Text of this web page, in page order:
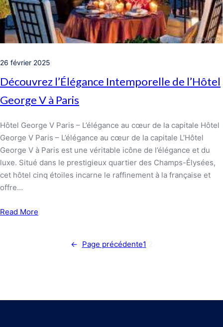
26 février 2025
Découvrez l’Élégance Intemporelle de l’Hôtel
George V à Paris
Hôtel George V Paris – L’élégance au cœur de la capitale Hôtel
George V Paris – L’élégance au cœur de la capitale L’Hôtel
George V à Paris est une véritable icône de l’élégance et du
luxe. Situé dans le prestigieux quartier des Champs-Élysées,
cet hôtel cinq étoiles incarne le raffinement à la française et
offre…
Read More
← Page précédente1